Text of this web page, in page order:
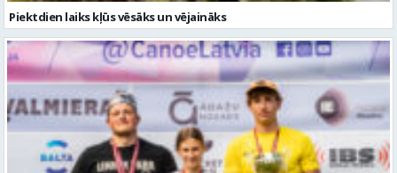
Piektdien laiks kļūs vēsāks un vējaināks